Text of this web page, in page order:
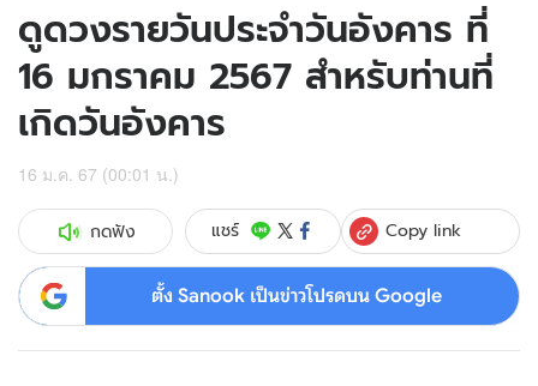
ดูดวงรายวันประจำวันอังคาร ที่
16 มกราคม 2567 สำหรับท่านที่
เกิดวันอังคาร
16 ม.ค. 67 (00:01 น.)
กดฟัง แชร์ Copy link
ตั้ง Sanook เป็นข่าวโปรดบน Google